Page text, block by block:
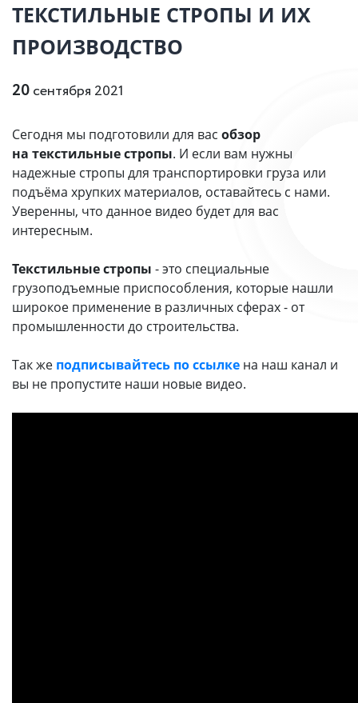
ТЕКСТИЛЬНЫЕ СТРОПЫ И ИХ
ПРОИЗВОДСТВО
20сентября 2021
Сегодня мы подготовили для вас обзор
на текстильные стропы. И если вам нужны
надежные стропы для транспортировки груза или
подъёма хрупких материалов, оставайтесь с нами.
Уверенны, что данное видео будет для вас
интересным.
Текстильные стропы - это специальные
грузоподъемные приспособления, которые нашли
широкое применение в различных сферах - от
промышленности до строительства.
Так же подписывайтесь по ссылке на наш канал и
вы не пропустите наши новые видео.